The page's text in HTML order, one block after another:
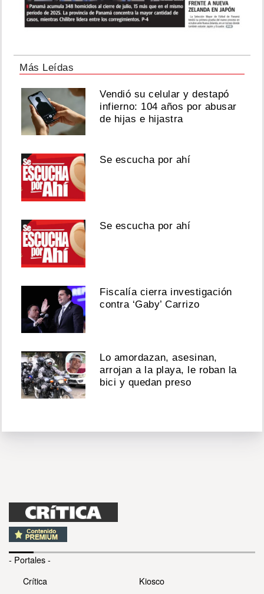
Más Leídas
Vendió su celular y destapó
infierno: 104 años por abusar
de hijas e hijastra
Se escucha por ahí
Se escucha por ahí
Fiscalía cierra investigación
contra ‘Gaby’ Carrizo
Lo amordazan, asesinan,
arrojan a la playa, le roban la
bici y quedan preso
- Portales -
Crítica
Kiosco